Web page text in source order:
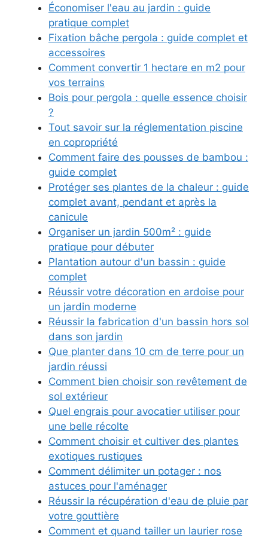
Économiser l'eau au jardin : guide
pratique complet
Fixation bâche pergola : guide complet et
accessoires
Comment convertir 1 hectare en m2 pour
vos terrains
Bois pour pergola : quelle essence choisir
?
Tout savoir sur la réglementation piscine
en copropriété
Comment faire des pousses de bambou :
guide complet
Protéger ses plantes de la chaleur : guide
complet avant, pendant et après la
canicule
Organiser un jardin 500m² : guide
pratique pour débuter
Plantation autour d'un bassin : guide
complet
Réussir votre décoration en ardoise pour
un jardin moderne
Réussir la fabrication d'un bassin hors sol
dans son jardin
Que planter dans 10 cm de terre pour un
jardin réussi
Comment bien choisir son revêtement de
sol extérieur
Quel engrais pour avocatier utiliser pour
une belle récolte
Comment choisir et cultiver des plantes
exotiques rustiques
Comment délimiter un potager : nos
astuces pour l'aménager
Réussir la récupération d'eau de pluie par
votre gouttière
Comment et quand tailler un laurier rose